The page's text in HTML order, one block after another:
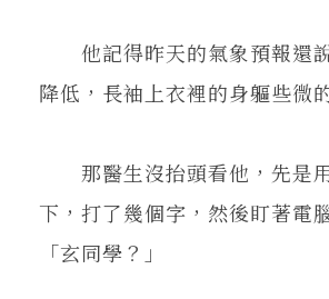
他記得昨天的氣象預報還
降低，長袖上衣裡的身軀些微
那醫生沒抬頭看他，先是
下，打了幾個字，然後盯著電
「玄同學？」